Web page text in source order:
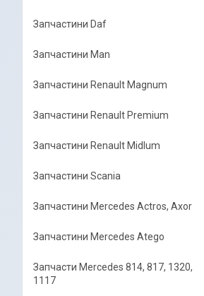
Запчастини Daf
Запчастини Man
Запчастини Renault Magnum
Запчастини Renault Premium
Запчастини Renault Midlum
Запчастини Scania
Запчастини Mercedes Actros, Axor
Запчастини Mercedes Atego
Запчасти Mercedes 814, 817, 1320,
1117